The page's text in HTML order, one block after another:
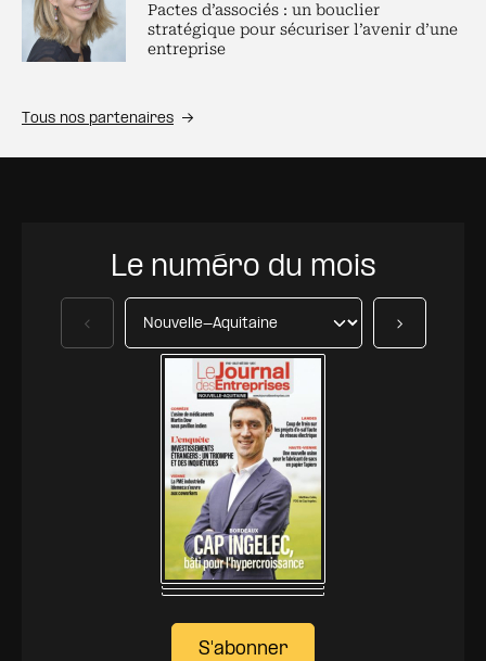
Pactes d’associés : un bouclier
stratégique pour sécuriser l’avenir d’une
entreprise
Tous nos partenaires
Le numéro du mois
S'abonner
Précédent Suivant